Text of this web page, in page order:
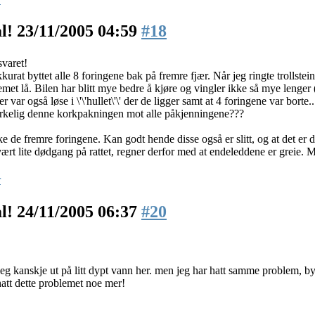
23/11/2005 04:59 #18
byttet alle 8 foringene bak på fremre fjær. Når jeg ringte
lå. Bilen har blitt mye bedre å kjøre og vingler ikke så mye
var også løse i \'\'hullet\'\' der de ligger samt at 4 foringene var
denne korkpakningen mot alle påkjenningene???
de fremre foringene. Kan godt hende disse også er slitt, og at det er
lite dødgang på rattet, regner derfor med at endeleddene er greie.
24/11/2005 06:37 #20
kanskje ut på litt dypt vann her. men jeg har hatt samme problem,
dette problemet noe mer!